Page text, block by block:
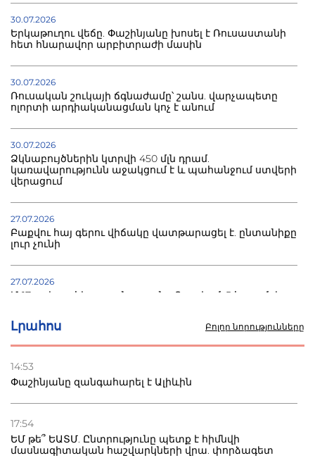
Լրահոս Բոլոր նորությունները
14:53
Փաշինյանը զանգահարել է Ալիևին
17:54
ԵՄ թե՞ ԵԱՏՄ. Ընտրությունը պետք է հիմնվի
մասնագիտական հաշվարկների վրա. փորձագետ
30.07.2026
Երկաթուղու վեճը. Փաշինյանը խոսել է Ռուսաստանի
հետ հնարավոր արբիտրաժի մասին
30.07.2026
Ռուսական շուկայի ճգնաժամը՝ շանս. վարչապետը
ոլորտի արդիականացման կոչ է անում
30.07.2026
Ձկնաբույծներին կտրվի 450 մլն դրամ.
կառավարությունն աջակցում է և պահանջում ստվերի
վերացում
27.07.2026
Բաքվու հայ գերու վիճակը վատթարացել է. ընտանիքը
լուր չունի
27.07.2026
Մ-17 աշխարհի առաջնությունը Բաքվում. 5 հայ ըմբիշ
22.07.2026
տուժածներ կան
21.07.2026
Դատվածություն ունեցող միգրանտներին կարգելվի
բնակվել Ռուսաստանում